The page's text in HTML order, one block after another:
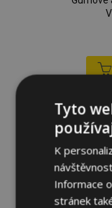
Tyto
K
Informace
stránek